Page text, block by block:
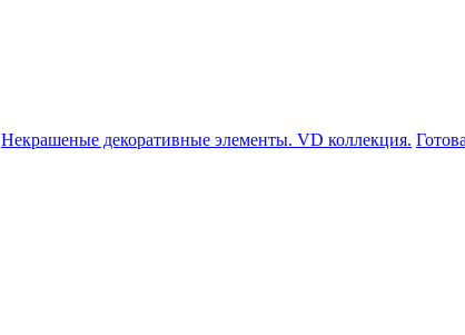
Некрашеные декоративные элементы. VD коллекция.